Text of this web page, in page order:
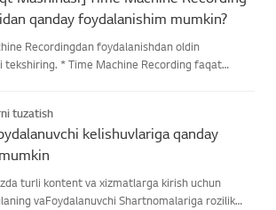
qanday foydalanishim mumkin?
Recordingdan foydalanishdan oldin
tekshiring. * Time Machine Recording faqat
...
tuzatish
kelishuvlariga qanday
turli kontent va xizmatlarga kirish uchun
vaFoydalanuvchi Shartnomalariga rozilik